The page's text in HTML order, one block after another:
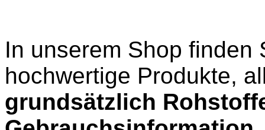
In unserem Shop finden
hochwertige Produkte,
grundsätzlich